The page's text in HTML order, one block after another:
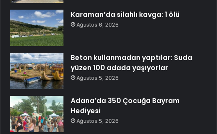
Karaman’da silahlı kavga: 1 ölü
Ağustos 6, 2026
Beton kullanmadan yaptılar: Suda
yüzen 100 adada yaşıyorlar
Ağustos 5, 2026
Adana’da 350 Çocuğa Bayram
Hediyesi
Ağustos 5, 2026